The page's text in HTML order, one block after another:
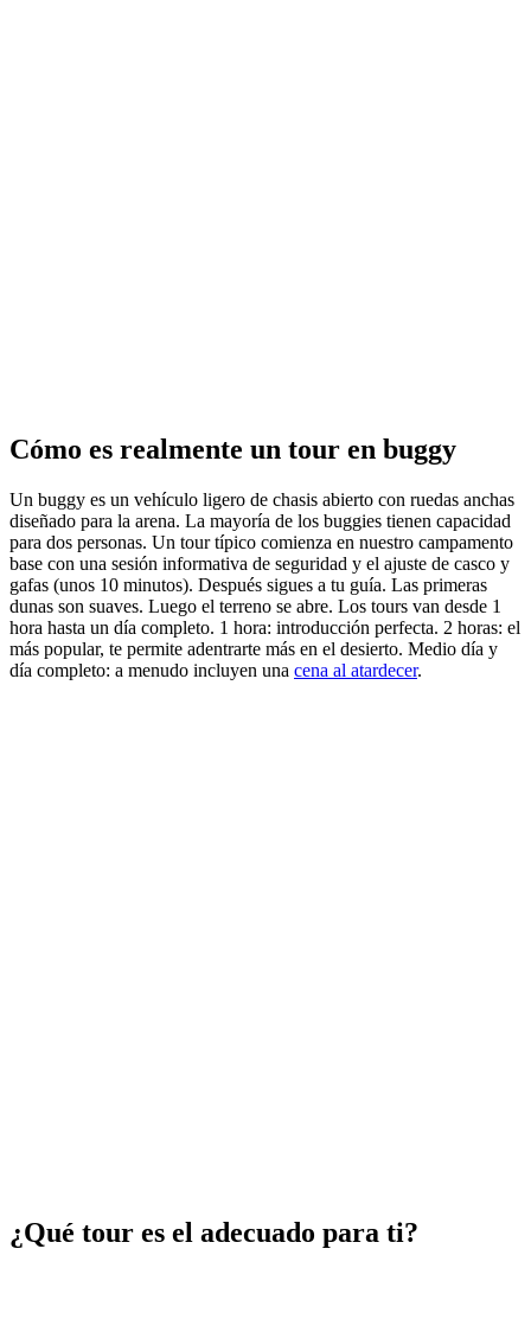
Cómo es realmente un tour en buggy
Un buggy es un vehículo ligero de chasis abierto con ruedas anchas
diseñado para la arena. La mayoría de los buggies tienen capacidad
para dos personas. Un tour típico comienza en nuestro campamento
base con una sesión informativa de seguridad y el ajuste de casco y
gafas (unos 10 minutos). Después sigues a tu guía. Las primeras
dunas son suaves. Luego el terreno se abre. Los tours van desde 1
hora hasta un día completo. 1 hora: introducción perfecta. 2 horas: el
más popular, te permite adentrarte más en el desierto. Medio día y
día completo: a menudo incluyen una cena al atardecer.
¿Qué tour es el adecuado para ti?